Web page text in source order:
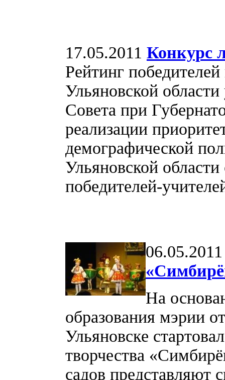
17.05.2011 Конкурс
Рейтинг
Ульяновской
Совета при
реализации
демографической
Ульяновской
победителей-
06.05.2011
На
образования мэрии
Ульяновске
творчества
садов представляют